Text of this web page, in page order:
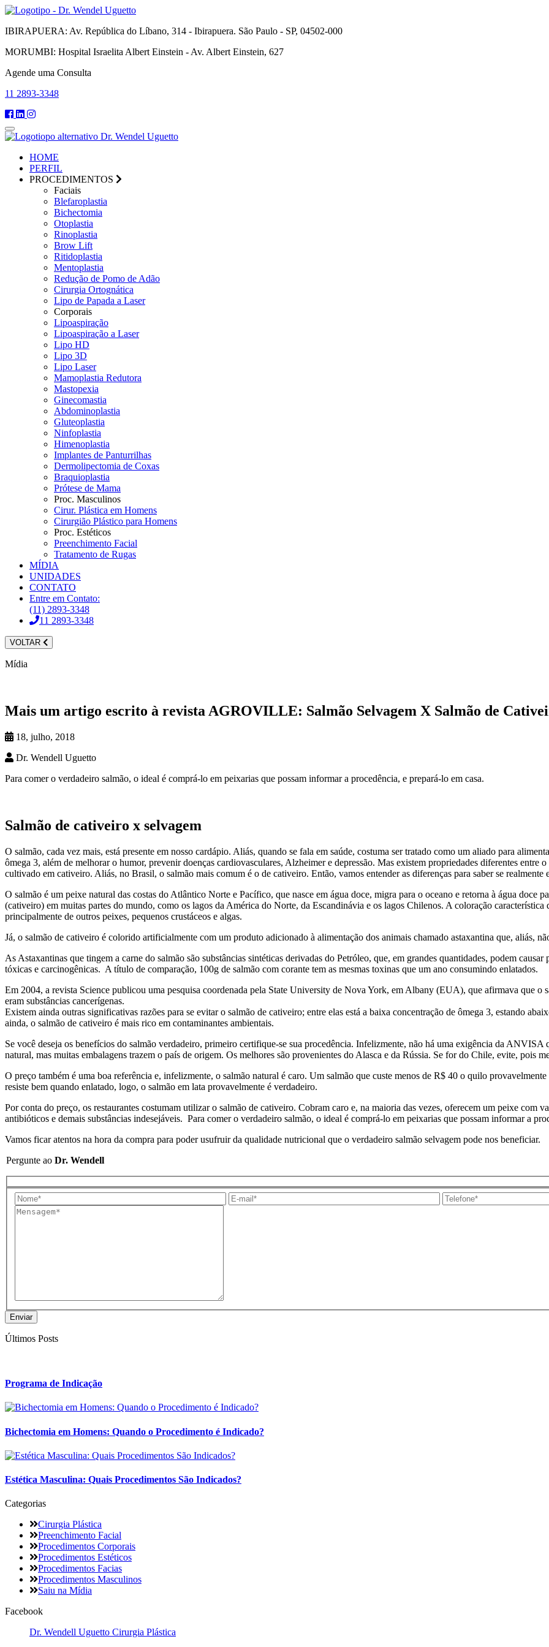
IBIRAPUERA: Av. República do Líbano, 314 - Ibirapuera. São Paulo - SP, 04502-000
MORUMBI: Hospital Israelita Albert Einstein - Av. Albert Einstein, 627
Agende uma Consulta
11 2893-3348
HOME
PERFIL
PROCEDIMENTOS
Faciais
Blefaroplastia
Bichectomia
Otoplastia
Rinoplastia
Brow Lift
Ritidoplastia
Mentoplastia
Redução de Pomo de Adão
Cirurgia Ortognática
Lipo de Papada a Laser
Corporais
Lipoaspiração
Lipoaspiração a Laser
Lipo HD
Lipo 3D
Lipo Laser
Mamoplastia Redutora
Mastopexia
Ginecomastia
Abdominoplastia
Gluteoplastia
Ninfoplastia
Himenoplastia
Implantes de Panturrilhas
Dermolipectomia de Coxas
Braquioplastia
Prótese de Mama
Proc. Masculinos
Cirur. Plástica em Homens
Cirurgião Plástico para Homens
Proc. Estéticos
Preenchimento Facial
Tratamento de Rugas
MÍDIA
UNIDADES
CONTATO
Entre em Contato:
(11) 2893-3348
11 2893-3348
VOLTAR
Mídia
Mais um artigo escrito à revista AGROVILLE: Salmão Selvagem X Salmão de
18, julho, 2018
Dr. Wendell Uguetto
Para comer o verdadeiro salmão, o ideal é comprá-lo em peixarias que possam informar a procedência, e prepará-lo em casa.
Salmão de cativeiro x selvagem
O salmão, cada vez mais, está presente em nosso cardápio. Aliás, quando se fala em saúde, costuma ser tratado como um aliado para
ômega 3, além de melhorar o humor, prevenir doenças cardiovasculares, Alzheimer e depressão. Mas existem propriedades diferentes entre
cultivado em cativeiro. Aliás, no Brasil, o salmão mais comum é o de cativeiro. Então, vamos entender as diferenças para saber se realmente
O salmão é um peixe natural das costas do Atlântico Norte e Pacífico, que nasce em água doce, migra para o oceano e retorna à água doce
(cativeiro) em muitas partes do mundo, como os lagos da América do Norte, da Escandinávia e os lagos Chilenos. A coloração
principalmente de outros peixes, pequenos crustáceos e algas.
Já, o salmão de cativeiro é colorido artificialmente com um produto adicionado à alimentação dos animais chamado astaxantina que, aliás,
As Astaxantinas que tingem a carne do salmão são substâncias sintéticas derivadas do Petróleo, que, em grandes quantidades, podem
tóxicas e carcinogênicas. A título de comparação, 100g de salmão com corante tem as mesmas toxinas que um ano consumindo enlatados.
Em 2004, a revista Science publicou uma pesquisa coordenada pela State University de Nova York, em Albany (EUA), que afirmava que o
eram substâncias cancerígenas.
Existem ainda outras significativas razões para se evitar o salmão de cativeiro; entre elas está a baixa concentração de ômega 3, estando
ainda, o salmão de cativeiro é mais rico em contaminantes ambientais.
Se você deseja os benefícios do salmão verdadeiro, primeiro certifique-se sua procedência. Infelizmente, não há uma exigência da
natural, mas muitas embalagens trazem o país de origem. Os melhores são provenientes do Alasca e da Rússia. Se for do Chile, evite, pois
O preço também é uma boa referência e, infelizmente, o salmão natural é caro. Um salmão que custe menos de R$ 40 o quilo
resiste bem quando enlatado, logo, o salmão em lata provavelmente é verdadeiro.
Por conta do preço, os restaurantes costumam utilizar o salmão de cativeiro. Cobram caro e, na maioria das vezes, oferecem um peixe com
antibióticos e demais substâncias indesejáveis. Para comer o verdadeiro salmão, o ideal é comprá-lo em peixarias que possam informar a
Vamos ficar atentos na hora da compra para poder usufruir da qualidade nutricional que o verdadeiro salmão selvagem pode nos beneficiar.
Pergunte ao Dr. Wendell
Últimos Posts
Programa de Indicação
Bichectomia em Homens: Quando o Procedimento é Indicado?
Estética Masculina: Quais Procedimentos São Indicados?
Categorias
Cirurgia Plástica
Preenchimento Facial
Procedimentos Corporais
Procedimentos Estéticos
Procedimentos Facias
Procedimentos Masculinos
Saiu na Mídia
Facebook
Dr. Wendell Uguetto Cirurgia Plástica